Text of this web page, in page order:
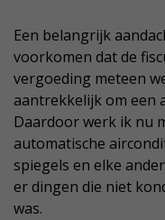
Een belangrijk
voorkomen dat de
vergoeding meteen
aantrekkelijk om een
Daardoor werk ik nu
automatische
spiegels en elke
er dingen die niet
was.